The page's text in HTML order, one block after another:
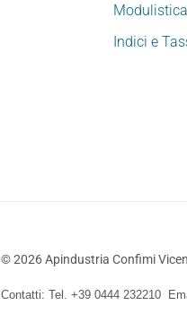
Modulistica
Indici e
©2026Apindustria Confimi
Contatti: Tel. +39 0444 232210